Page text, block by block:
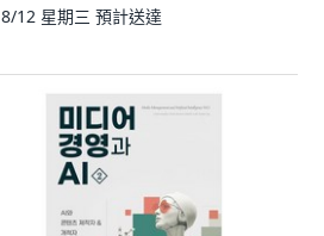
8/12 星期三 預計送達